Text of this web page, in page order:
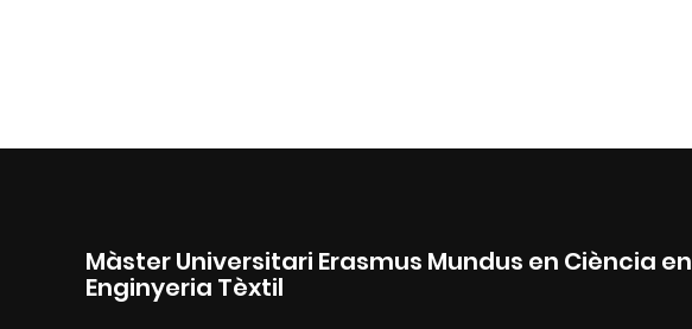
Màster Universitari Erasmus Mundus en Ciència en
Enginyeria Tèxtil